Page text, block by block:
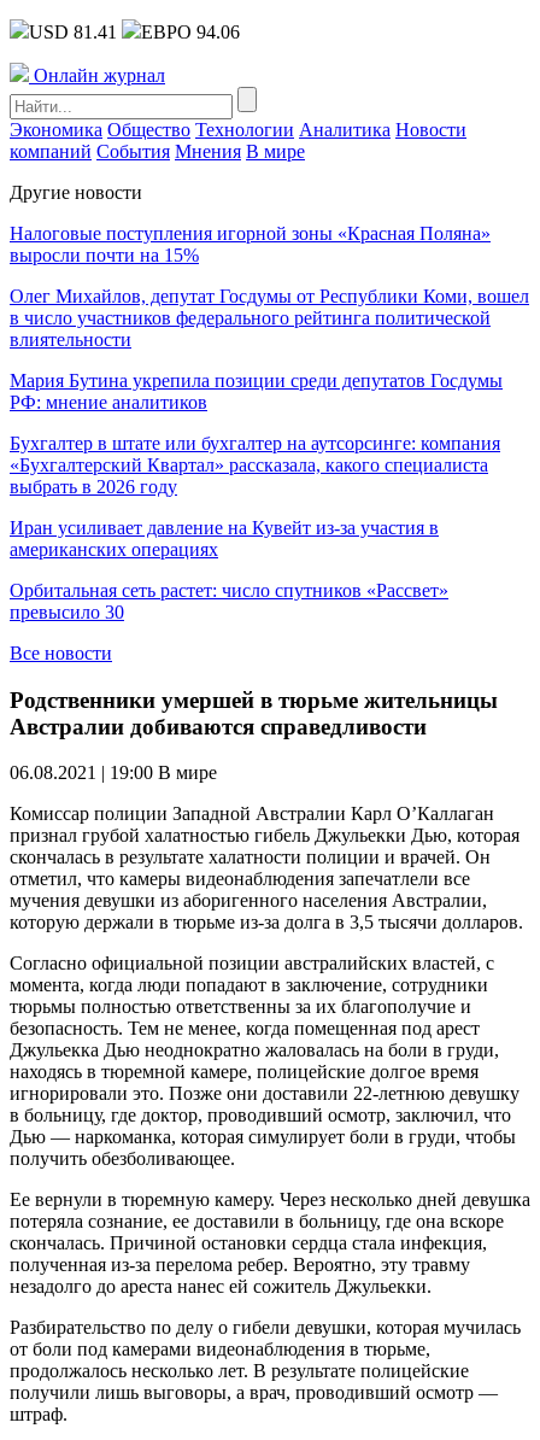
USD 81.41 ЕВРО 94.06
Онлайн журнал
Экономика Общество Технологии Аналитика Новости
компаний События Мнения В мире
Другие новости
Налоговые поступления игорной зоны «Красная Поляна»
выросли почти на 15%
Олег Михайлов, депутат Госдумы от Республики Коми, вошел
в число участников федерального рейтинга политической
влиятельности
Мария Бутина укрепила позиции среди депутатов Госдумы
РФ: мнение аналитиков
Бухгалтер в штате или бухгалтер на аутсорсинге: компания
«Бухгалтерский Квартал» рассказала, какого специалиста
выбрать в 2026 году
Иран усиливает давление на Кувейт из-за участия в
американских операциях
Орбитальная сеть растет: число спутников «Рассвет»
превысило 30
Все новости
Родственники умершей в тюрьме жительницы
Австралии добиваются справедливости
06.08.2021 | 19:00 В мире
Комиссар полиции Западной Австралии Карл О’Каллаган
признал грубой халатностью гибель Джульекки Дью, которая
скончалась в результате халатности полиции и врачей. Он
отметил, что камеры видеонаблюдения запечатлели все
мучения девушки из аборигенного населения Австралии,
которую держали в тюрьме из-за долга в 3,5 тысячи долларов.
Согласно официальной позиции австралийских властей, с
момента, когда люди попадают в заключение, сотрудники
тюрьмы полностью ответственны за их благополучие и
безопасность. Тем не менее, когда помещенная под арест
Джульекка Дью неоднократно жаловалась на боли в груди,
находясь в тюремной камере, полицейские долгое время
игнорировали это. Позже они доставили 22-летнюю девушку
в больницу, где доктор, проводивший осмотр, заключил, что
Дью — наркоманка, которая симулирует боли в груди, чтобы
получить обезболивающее.
Ее вернули в тюремную камеру. Через несколько дней девушка
потеряла сознание, ее доставили в больницу, где она вскоре
скончалась. Причиной остановки сердца стала инфекция,
полученная из-за перелома ребер. Вероятно, эту травму
незадолго до ареста нанес ей сожитель Джульекки.
Разбирательство по делу о гибели девушки, которая мучилась
от боли под камерами видеонаблюдения в тюрьме,
продолжалось несколько лет. В результате полицейские
получили лишь выговоры, а врач, проводивший осмотр —
штраф.